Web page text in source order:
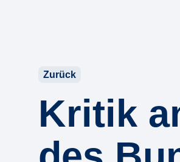
Zurück
Kritik